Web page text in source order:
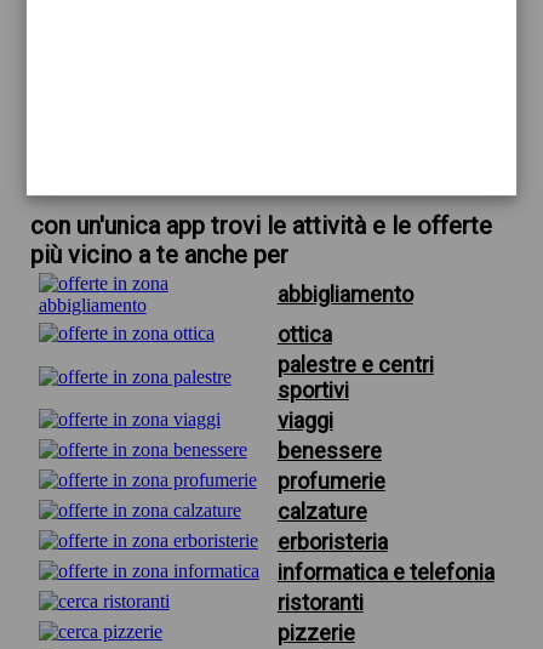
con un'unica app trovi le attività e le offerte
più vicino a te anche per
abbigliamento
ottica
palestre e centri
sportivi
viaggi
benessere
profumerie
calzature
erboristeria
informatica e telefonia
ristoranti
pizzerie